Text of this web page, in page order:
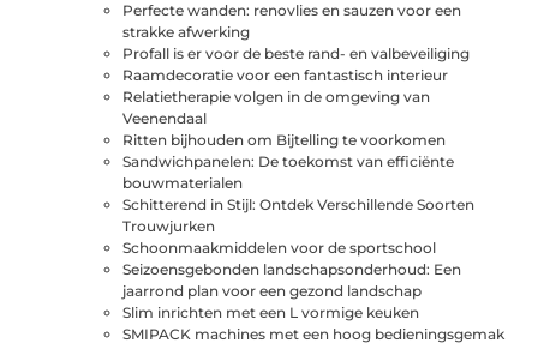
Perfecte wanden: renovlies en sauzen voor een
strakke afwerking
Profall is er voor de beste rand- en valbeveiliging
Raamdecoratie voor een fantastisch interieur
Relatietherapie volgen in de omgeving van
Veenendaal
Ritten bijhouden om Bijtelling te voorkomen
Sandwichpanelen: De toekomst van efficiënte
bouwmaterialen
Schitterend in Stijl: Ontdek Verschillende Soorten
Trouwjurken
Schoonmaakmiddelen voor de sportschool
Seizoensgebonden landschapsonderhoud: Een
jaarrond plan voor een gezond landschap
Slim inrichten met een L vormige keuken
SMIPACK machines met een hoog bedieningsgemak